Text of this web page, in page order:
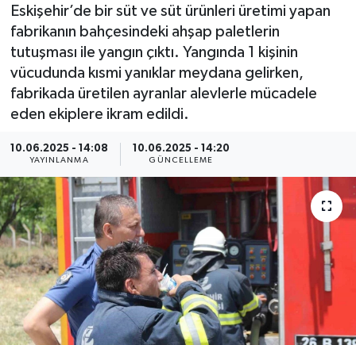
Eskişehir’de bir süt ve süt ürünleri üretimi yapan
fabrikanın bahçesindeki ahşap paletlerin
tutuşması ile yangın çıktı. Yangında 1 kişinin
vücudunda kısmi yanıklar meydana gelirken,
fabrikada üretilen ayranlar alevlerle mücadele
eden ekiplere ikram edildi.
10.06.2025 - 14:08
YAYINLANMA
10.06.2025 - 14:20
GÜNCELLEME
Kültür-Sanat
Resmi İlan
Sağlık
Yaşam